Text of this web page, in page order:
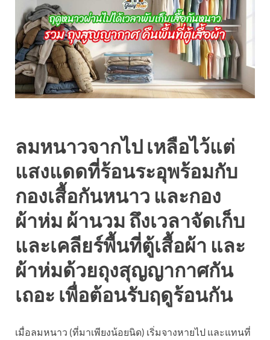
ลมหนาวจากไป เหลือไว้แต่
แสงแดดที่ร้อนระอุพร้อมกับ
กองเสื้อกันหนาว และกอง
ผ้าห่ม ผ้านวม ถึงเวลาจัดเก็บ
และเคลียร์พื้นที่ตู้เสื้อผ้า และ
ผ้าห่มด้วยถุงสุญญากาศกัน
เถอะ เพื่อต้อนรับฤดูร้อนกัน
เมื่อลมหนาว (ที่มาเพียงน้อยนิด) เริ่มจางหายไป และแทนที่